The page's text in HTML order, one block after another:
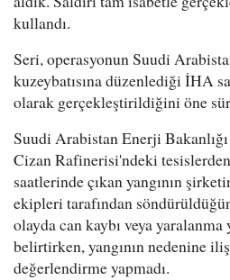
kullandı.
Seri, operasyonun Suudi
kuzeybatısına düzenlediği İHA
olarak gerçekleştirildiğini öne
Suudi Arabistan Enerji
Cizan Rafinerisi'ndeki
saatlerinde çıkan yangının
ekipleri tarafından
olayda can kaybı veya yaralanma
belirtirken, yangının nedenine
değerlendirme yapmadı.